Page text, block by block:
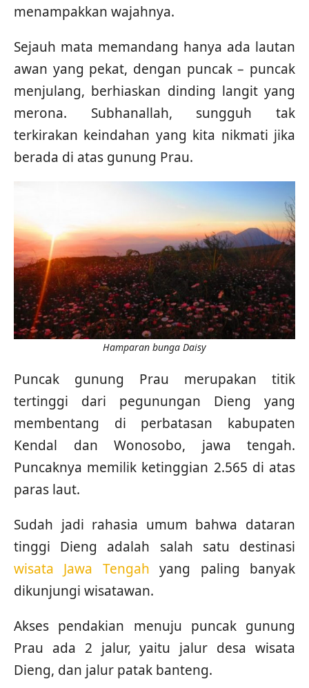
menampakkan wajahnya.
Sejauh mata memandang hanya ada lautan
awan yang pekat, dengan puncak – puncak
menjulang, berhiaskan dinding langit yang
merona. Subhanallah, sungguh tak
terkirakan keindahan yang kita nikmati jika
berada di atas gunung Prau.
Hamparan bunga Daisy
Puncak gunung Prau merupakan titik
tertinggi dari pegunungan Dieng yang
membentang di perbatasan kabupaten
Kendal dan Wonosobo, jawa tengah.
Puncaknya memilik ketinggian 2.565 di atas
paras laut.
Sudah jadi rahasia umum bahwa dataran
tinggi Dieng adalah salah satu destinasi
wisata Jawa Tengah yang paling banyak
dikunjungi wisatawan.
Akses pendakian menuju puncak gunung
Prau ada 2 jalur, yaitu jalur desa wisata
Dieng, dan jalur patak banteng.